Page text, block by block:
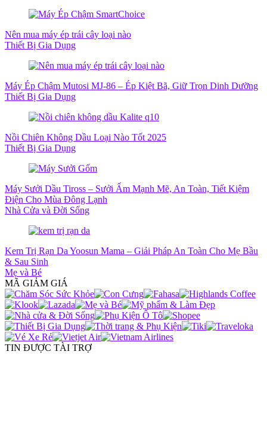
Nên mua máy ép trái cây loại nào
Thiết Bị Gia Dụng
Máy Ép Chậm Mutosi MJ-86 – Ép Kiệt Bã, Giữ Trọn Dinh Dưỡng
Thiết Bị Gia Dụng
Nồi Chiên Không Dầu Loại Nào Tốt 2025
Thiết Bị Gia Dụng
Máy Sưởi Dầu Tiross – Sưởi Ấm Mạnh Mẽ, An Toàn, Tiết Kiệm
Điện Cho Mùa Đông Lạnh
Nhà Cửa và Đời Sống
Kem Trị Rạn Da Yoosun Mama – Giải Pháp An Toàn Cho Mẹ Bầu
& Sau Sinh
Mẹ và Bé
MÃ GIẢM GIÁ
TIN ĐƯỢC TÀI TRỢ